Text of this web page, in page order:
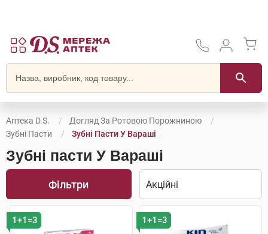
Аптека D.S.
Догляд За Ротовою Порожниною
Зубні Пасти
Зубні Пасти У Вараші
Зубні пасти У Вараші
Фільтри
1+1=3 1+1=3